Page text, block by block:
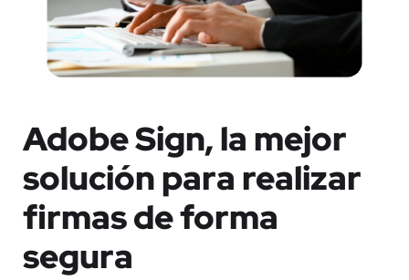
Adobe Sign, la mejor
solución para realizar
firmas de forma
segura